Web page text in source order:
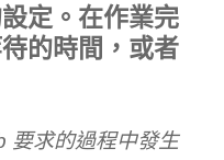
定。在作業完
的時間，或者
要求的過程中發生